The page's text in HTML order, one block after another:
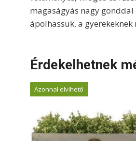
magaságyás nagy
ápolhassuk, a
Érdekelhetnek
Azonnal elvihető